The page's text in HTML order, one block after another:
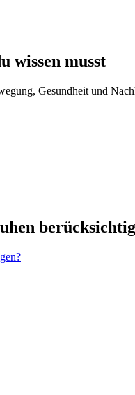
wissen musst
Gesundheit und